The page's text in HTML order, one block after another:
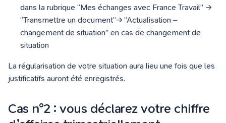
dans la rubrique “Mes échanges avec France Travail” →
“Transmettre un document”→ “Actualisation –
changement de situation” en cas de changement de
situation
La régularisation de votre situation aura lieu une fois que les
justificatifs auront été enregistrés.
Cas n°2 : vous déclarez votre chiffre